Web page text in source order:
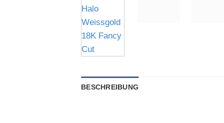
BESCHREIBUNG